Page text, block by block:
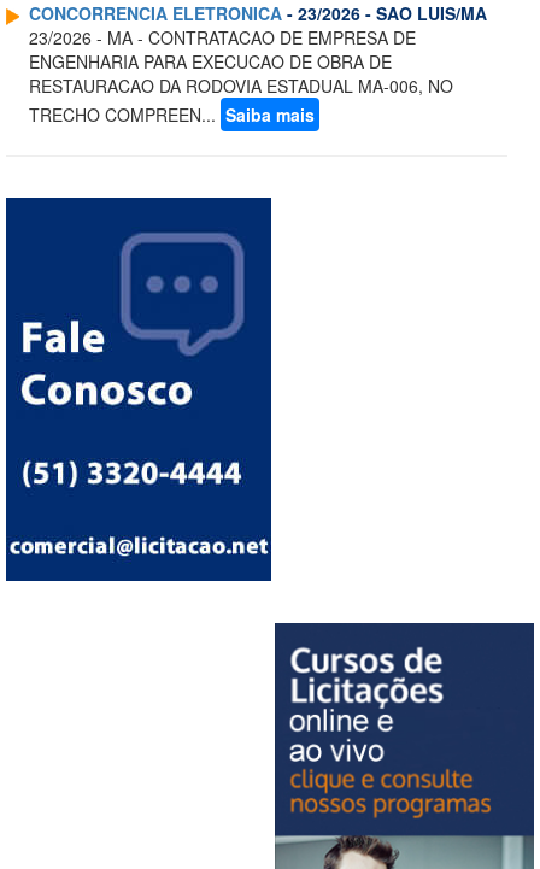
CONCORRENCIA ELETRONICA - 23/2026 - SAO LUIS/MA
23/2026 - MA - CONTRATACAO DE EMPRESA DE
ENGENHARIA PARA EXECUCAO DE OBRA DE
RESTAURACAO DA RODOVIA ESTADUAL MA-006, NO
TRECHO COMPREEN... Saiba mais